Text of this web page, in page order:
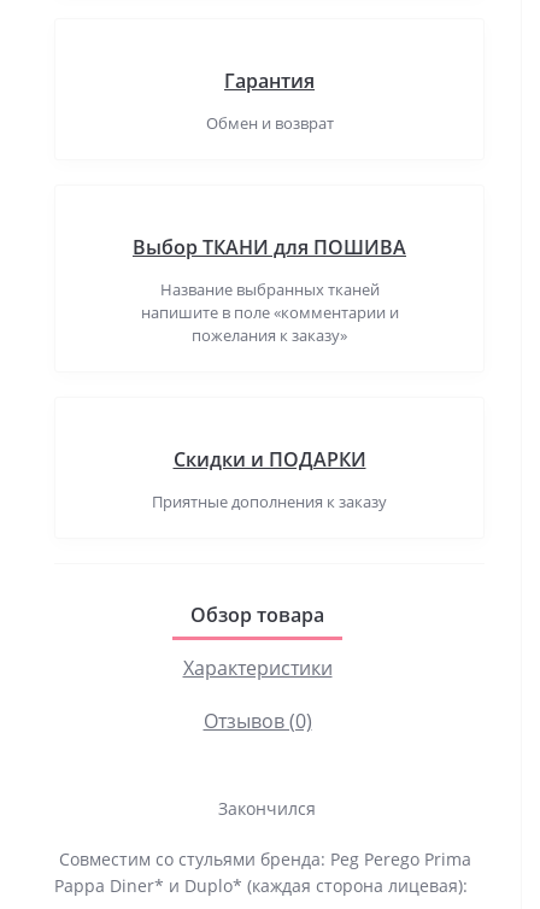
Гарантия
Обмен и возврат
Выбор ТКАНИ для ПОШИВА
Название выбранных тканей
напишите в поле «комментарии и
пожелания к заказу»
Скидки и ПОДАРКИ
Приятные дополнения к заказу
Обзор товара
Характеристики
Отзывов (0)
Закончился
Совместим со стульями бренда: Peg Perego Prima
Pappa Diner* и Duplo* (каждая сторона лицевая):